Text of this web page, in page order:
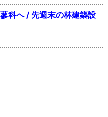
科へ / 先週末の林建築設